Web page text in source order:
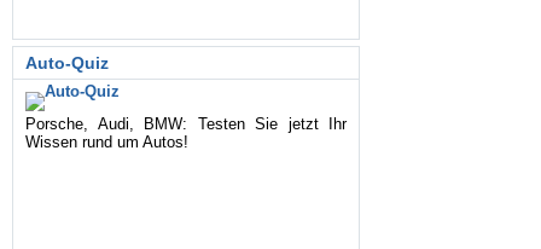
Auto-Quiz
Porsche, Audi, BMW: Testen Sie jetzt Ihr
Wissen rund um Autos!